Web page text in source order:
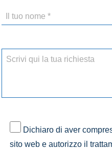
Dichiaro di aver
sito web e autorizzo il